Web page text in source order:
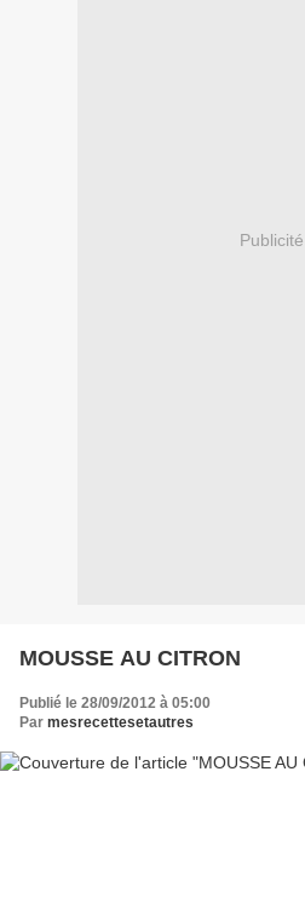
Publicité
MOUSSE AU CITRON
Publié le 28/09/2012 à 05:00
Par mesrecettesetautres